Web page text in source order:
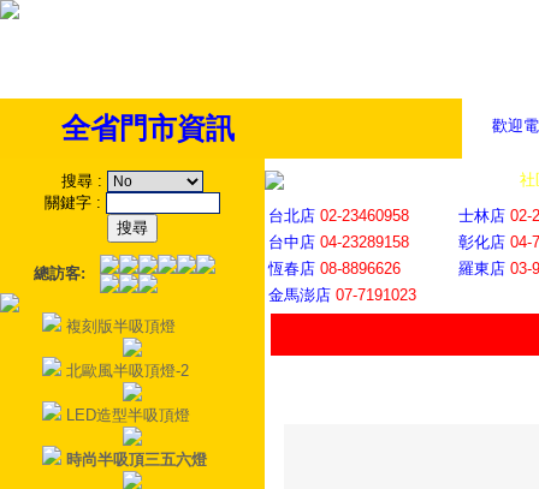
歡迎
全省門市資訊
搜尋 :
關鍵字 :
總訪客:
複刻版半吸頂燈
北歐風半吸頂燈-2
LED造型半吸頂燈
時尚半吸頂三五六燈
社
台北店 02-23460958 士林店 02-
台中店 04-23289158 彰化店 04-
恆春店 08-8896626 羅東店 03-
金馬澎店 07-7191023